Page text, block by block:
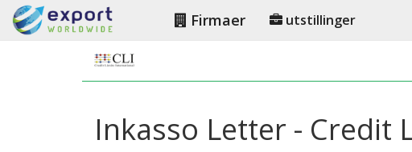
Firmaer utstillinger
Inkasso Letter - Credit